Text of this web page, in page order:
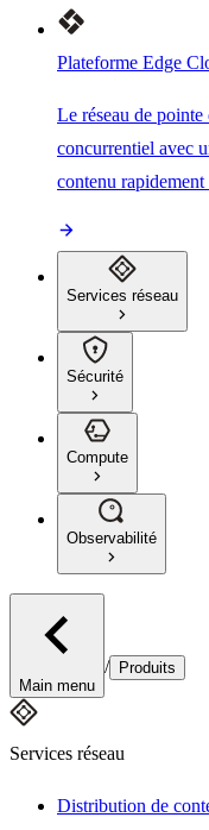
Plateforme Edge
Le réseau de
concurrentiel avec
contenu
Services réseau
Sécurité
Compute
Observabilité
Main menu
/ Produits
Services réseau
Distribution de